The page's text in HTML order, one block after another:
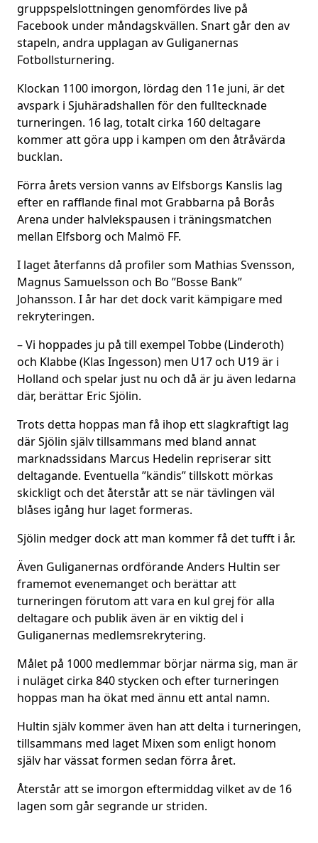
gruppspelslottningen genomfördes live på
Facebook under måndagskvällen. Snart går den av
stapeln, andra upplagan av Guliganernas
Fotbollsturnering.
Klockan 1100 imorgon, lördag den 11e juni, är det
avspark i Sjuhäradshallen för den fulltecknade
turneringen. 16 lag, totalt cirka 160 deltagare
kommer att göra upp i kampen om den åtråvärda
bucklan.
Förra årets version vanns av Elfsborgs Kanslis lag
efter en rafflande final mot Grabbarna på Borås
Arena under halvlekspausen i träningsmatchen
mellan Elfsborg och Malmö FF.
I laget återfanns då profiler som Mathias Svensson,
Magnus Samuelsson och Bo ”Bosse Bank”
Johansson. I år har det dock varit kämpigare med
rekryteringen.
– Vi hoppades ju på till exempel Tobbe (Linderoth)
och Klabbe (Klas Ingesson) men U17 och U19 är i
Holland och spelar just nu och då är ju även ledarna
där, berättar Eric Sjölin.
Trots detta hoppas man få ihop ett slagkraftigt lag
där Sjölin själv tillsammans med bland annat
marknadssidans Marcus Hedelin repriserar sitt
deltagande. Eventuella ”kändis” tillskott mörkas
skickligt och det återstår att se när tävlingen väl
blåses igång hur laget formeras.
Sjölin medger dock att man kommer få det tufft i år.
Även Guliganernas ordförande Anders Hultin ser
framemot evenemanget och berättar att
turneringen förutom att vara en kul grej för alla
deltagare och publik även är en viktig del i
Guliganernas medlemsrekrytering.
Målet på 1000 medlemmar börjar närma sig, man är
i nuläget cirka 840 stycken och efter turneringen
hoppas man ha ökat med ännu ett antal namn.
Hultin själv kommer även han att delta i turneringen,
tillsammans med laget Mixen som enligt honom
själv har vässat formen sedan förra året.
Återstår att se imorgon eftermiddag vilket av de 16
lagen som går segrande ur striden.